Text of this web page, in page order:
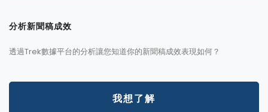
分析新聞稿成效
透過Trek數據平台的分析讓您知道你的新聞稿成效表現如何？
我想了解